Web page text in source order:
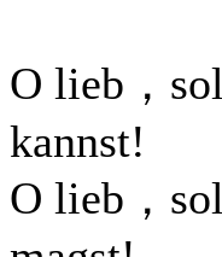
O lieb，
kannst!
O lieb，